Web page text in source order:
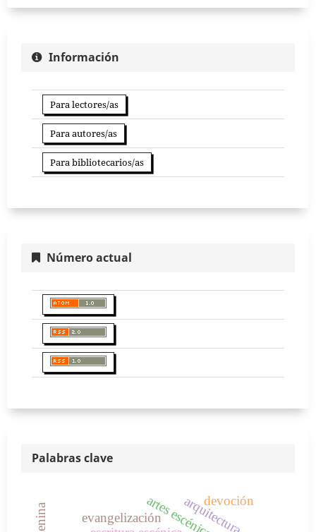
Información
Para lectores/as
Para autores/as
Para bibliotecarios/as
Número actual
Palabras clave
artes escénicas
evangelización arquitectura
devoción